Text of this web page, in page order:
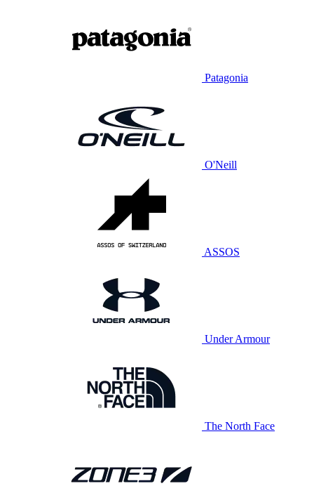
Patagonia
O'Neill
ASSOS
Under Armour
The North Face